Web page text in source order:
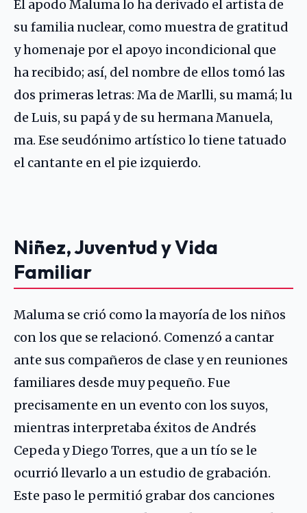
El apodo Maluma lo ha derivado el artista de
su familia nuclear, como muestra de gratitud
y homenaje por el apoyo incondicional que
ha recibido; así, del nombre de ellos tomó las
dos primeras letras: Ma de Marlli, su mamá; lu
de Luis, su papá y de su hermana Manuela,
ma. Ese seudónimo artístico lo tiene tatuado
el cantante en el pie izquierdo.
Niñez, Juventud y Vida
Familiar
Maluma se crió como la mayoría de los niños
con los que se relacionó. Comenzó a cantar
ante sus compañeros de clase y en reuniones
familiares desde muy pequeño. Fue
precisamente en un evento con los suyos,
mientras interpretaba éxitos deAndrés
CepedayDiego Torres, que a un tío se le
ocurrió llevarlo a un estudio de grabación.
Este paso le permitió grabar dos canciones